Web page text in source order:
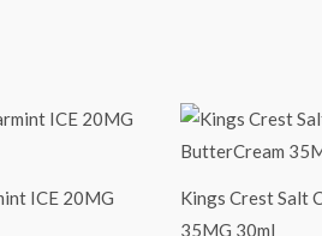
ICE 20MG
Kings Crest Salt
35MG 30ml